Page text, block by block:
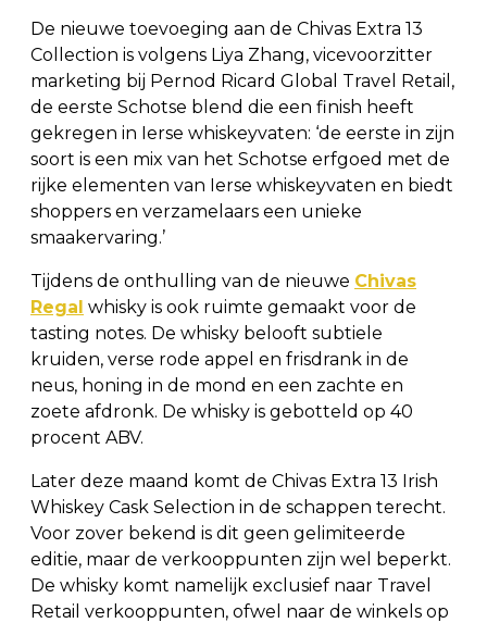
De nieuwe toevoeging aan de Chivas Extra 13
Collection is volgens Liya Zhang, vicevoorzitter
marketing bij Pernod Ricard Global Travel Retail,
de eerste Schotse blend die een finish heeft
gekregen in Ierse whiskeyvaten: ‘de eerste in zijn
soort is een mix van het Schotse erfgoed met de
rijke elementen van Ierse whiskeyvaten en biedt
shoppers en verzamelaars een unieke
smaakervaring.’
Tijdens de onthulling van de nieuwe Chivas
Regal whisky is ook ruimte gemaakt voor de
tasting notes. De whisky belooft subtiele
kruiden, verse rode appel en frisdrank in de
neus, honing in de mond en een zachte en
zoete afdronk. De whisky is gebotteld op 40
procent ABV.
Later deze maand komt de Chivas Extra 13 Irish
Whiskey Cask Selection in de schappen terecht.
Voor zover bekend is dit geen gelimiteerde
editie, maar de verkooppunten zijn wel beperkt.
De whisky komt namelijk exclusief naar Travel
Retail verkooppunten, ofwel naar de winkels op